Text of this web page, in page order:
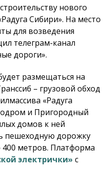
нового
Сибири». На место
для возведения
телеграм-канал
дороги».
размещаться на
– грузовой обход
«Радуга
и Пригородный
домов к ней
пешеходную дорожку
метров. Платформа
электрички» с